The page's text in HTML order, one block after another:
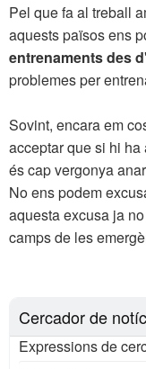
Pel que fa al treball
aquests països ens
entrenaments des
problemes per
Sovint, encara em
acceptar que si hi
és cap vergonya
No ens podem
aquesta excusa ja
camps de les
Cercador de
Expressions de